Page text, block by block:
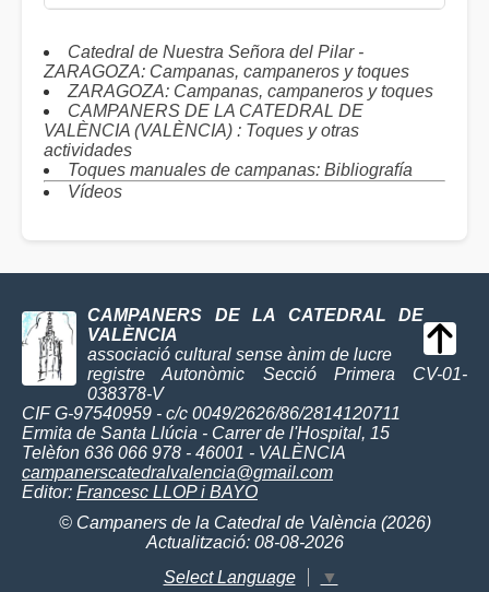
Catedral de Nuestra Señora del Pilar -
ZARAGOZA: Campanas, campaneros y toques
ZARAGOZA: Campanas, campaneros y toques
CAMPANERS DE LA CATEDRAL DE
VALÈNCIA (VALÈNCIA) : Toques y otras
actividades
Toques manuales de campanas: Bibliografía
Vídeos
CAMPANERS DE LA CATEDRAL DE
VALÈNCIA
associació cultural sense ànim de lucre
registre Autonòmic Secció Primera CV-01-
038378-V
CIF G-97540959 - c/c 0049/2626/86/2814120711
Ermita de Santa Llúcia - Carrer de l'Hospital, 15
Telèfon 636 066 978 - 46001 - VALÈNCIA
campanerscatedralvalencia@gmail.com
Editor: Francesc LLOP i BAYO
© Campaners de la Catedral de València (2026)
Actualització: 08-08-2026
Select Language
▼